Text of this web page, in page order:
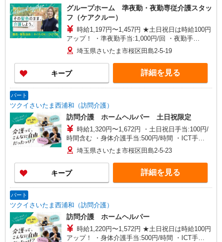
グループホーム 準夜勤・夜勤専従介護スタッ
フ（ケアクルー）
時給1,197円〜1,457円 ★土日祝日は時給100円
アップ！ ・準夜勤手当:1,000円/回 ・夜勤手
当:5,000円/回 ※給与幅は資格・経験等による
埼玉県さいたま市桜区田島2-5-19
キープ 詳細を見る
パート
ツクイさいたま西浦和（訪問介護）
訪問介護 ホームヘルパー 土日祝限定
時給1,320円〜1,672円 ・土日祝日手当:100円/
時間含む ・身体介護手当:500円/時間 ・ICT手
当:2,000円/月 ・深夜割増は別途支給 ・ケア→ケ
アの移動時間も賃金（時給）を支給 ・特定事業所
加算手当:60円/時間 ※給与幅は資格・経験等によ
る
埼玉県さいたま市桜区田島2-5-23
キープ 詳細を見る
パート
ツクイさいたま西浦和（訪問介護）
訪問介護 ホームヘルパー
時給1,220円〜1,572円 ★土日祝日は時給100円
アップ！ ・身体介護手当:500円/時間 ・ICT手